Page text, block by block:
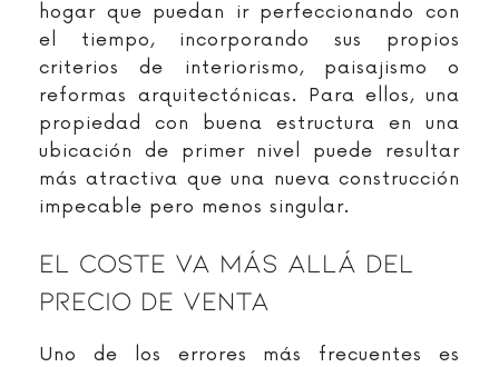
hogar que puedan ir perfeccionando con
el tiempo, incorporando sus propios
criterios de interiorismo, paisajismo o
reformas arquitectónicas. Para ellos, una
propiedad con buena estructura en una
ubicación de primer nivel puede resultar
más atractiva que una nueva construcción
impecable pero menos singular.
El Coste Va Más Allá Del
Precio De Venta
Uno de los errores más frecuentes es